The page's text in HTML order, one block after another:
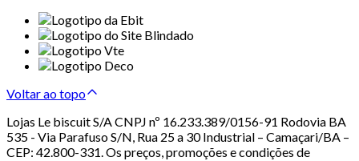
Voltar ao topo
Lojas Le biscuit S/A CNPJ nº 16.233.389/0156-91 Rodovia BA
535 - Via Parafuso S/N, Rua 25 a 30 Industrial – Camaçari/BA –
CEP: 42.800-331. Os preços, promoções e condições de